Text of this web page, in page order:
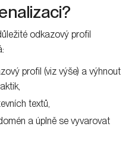
odkazový profil
profil (viz výše) a výhnout
textů,
a úplně se vyvarovat